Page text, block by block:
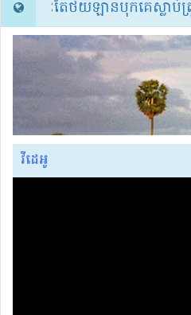
រោះតែថយឡានបុកគេស្លាប់ត្រូវ
វីដេអូ